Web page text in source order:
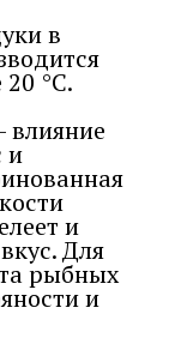
в
°C.
влияние
и
и
Для
рыбных
и